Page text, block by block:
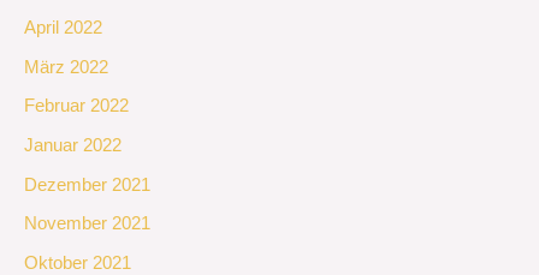
April 2022
März 2022
Februar 2022
Januar 2022
Dezember 2021
November 2021
Oktober 2021